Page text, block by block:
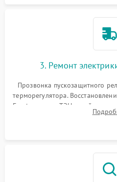
3. Ремонт
Прозвонка пускозащитного
терморегулятора.
Frost, включая ТЭН оттайки и
платы управления при